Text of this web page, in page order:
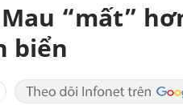
“mất”
biển